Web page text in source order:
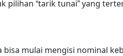
pilihan “tarik tunai” yang
bisa mulai mengisi nominal